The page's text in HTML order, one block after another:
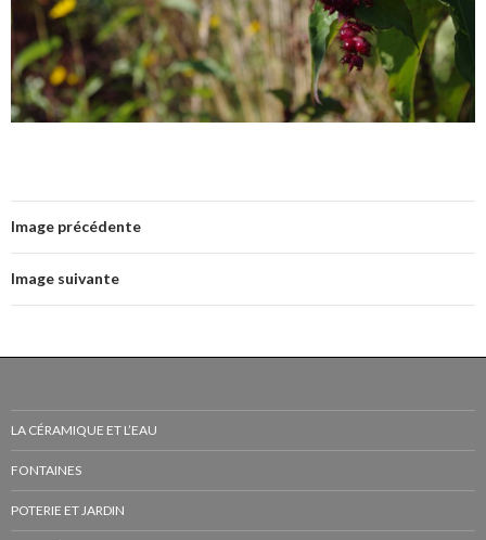
Image précédente
Image suivante
LA CÉRAMIQUE ET L’EAU
FONTAINES
POTERIE ET JARDIN